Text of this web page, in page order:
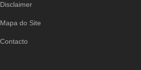
Disclaimer
Mapa do Site
Contacto